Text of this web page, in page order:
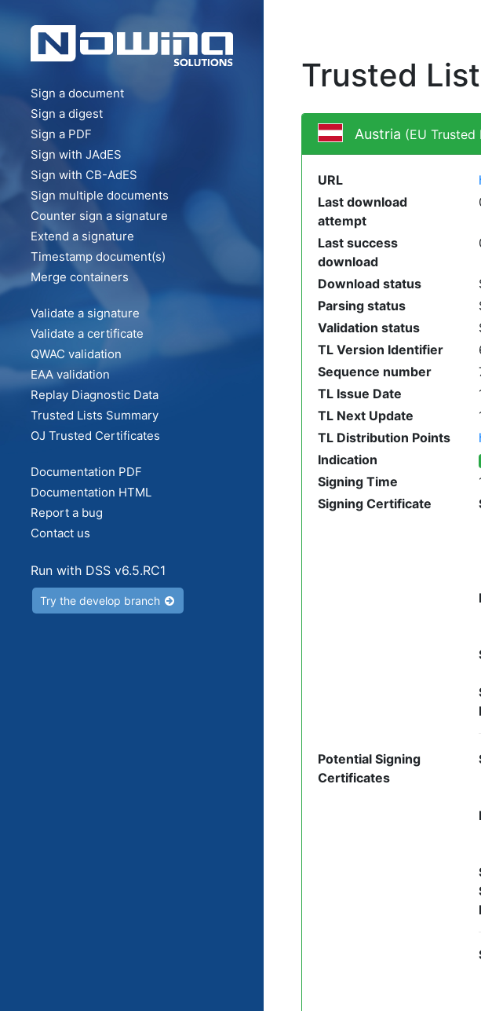
Sign a document
Sign a digest
Sign a PDF
Sign with JAdES
Sign with CB-AdES
Sign multiple documents
Counter sign a signature
Extend a signature
Timestamp document(s)
Merge containers
Validate a signature
Validate a certificate
QWAC validation
EAA validation
Replay Diagnostic Data
Trusted Lists Summary
OJ Trusted Certificates
Documentation PDF
Documentation HTML
Report a bug
Contact us
Run with DSS v6.5.RC1
Try the develop branch
Trusted List
Austria (EU Trusted
URL
Last download
attempt
Last success
download
Download status
Parsing status
Validation status
TL Version Identifier
Sequence number
TL Issue Date
TL Next Update
TL Distribution Points
Indication
Signing Time
Signing Certificate
Potential Signing
Certificates